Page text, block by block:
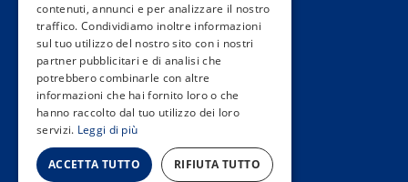
Contatto
Termini e condizioni generali
Hôpitaux Universitaires Genève
Université de Genève
SPANISH
GERMAN
PORTUGUESE
contenuti, annunci e per analizzare il nostro
traffico. Condividiamo inoltre informazioni
sul tuo utilizzo del nostro sito con i nostri
partner pubblicitari e di analisi che
potrebbero combinarle con altre
informazioni che hai fornito loro o che
hanno raccolto dal tuo utilizzo dei loro
servizi. Leggi di più
ACCETTA TUTTO RIFIUTA TUTTO